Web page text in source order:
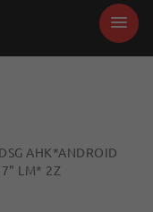
AHK*ANDROID
LM* 2Z